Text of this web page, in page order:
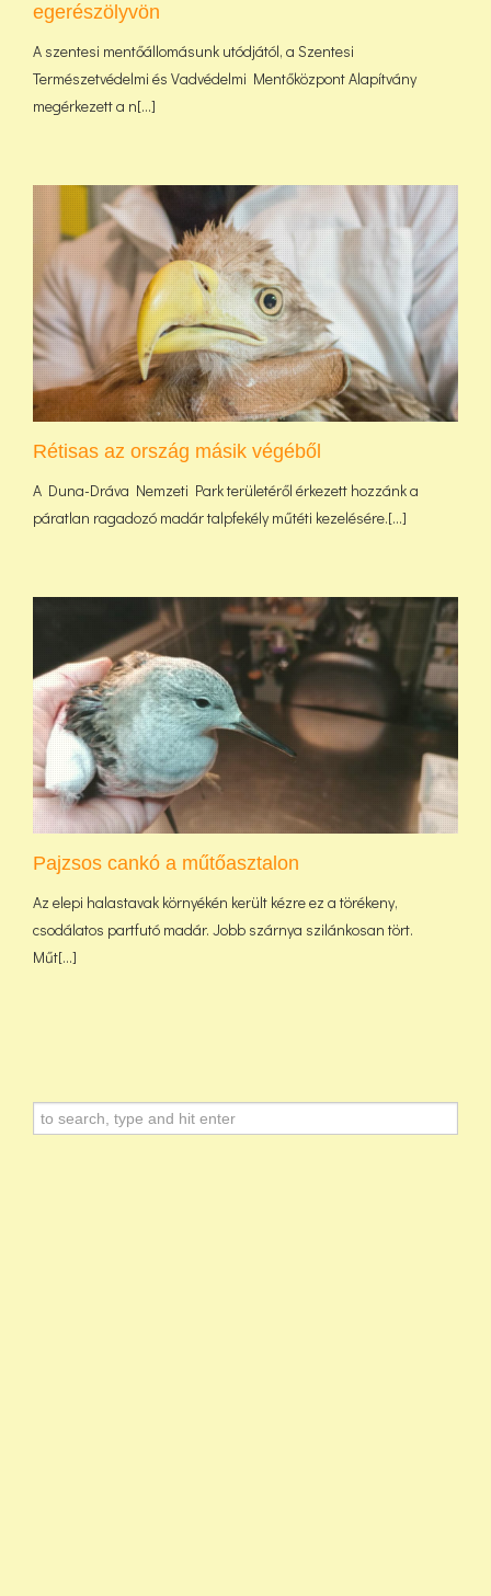
egerészölyvön
A szentesi mentőállomásunk utódjától, a Szentesi
Természetvédelmi és Vadvédelmi Mentőközpont Alapítvány
megérkezett a n[...]
Rétisas az ország másik végéből
A Duna-Dráva Nemzeti Park területéről érkezett hozzánk a
páratlan ragadozó madár talpfekély műtéti kezelésére.[...]
Pajzsos cankó a műtőasztalon
Az elepi halastavak környékén került kézre ez a törékeny,
csodálatos partfutó madár. Jobb szárnya szilánkosan tört.
Műt[...]